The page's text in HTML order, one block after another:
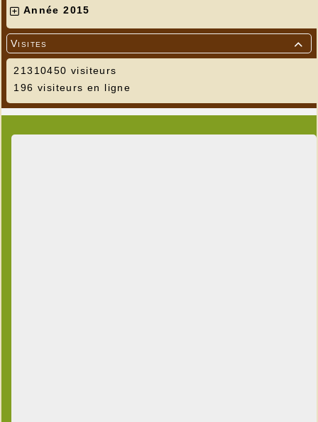
Année 2015

Visites
21310450 visiteurs
196 visiteurs en ligne